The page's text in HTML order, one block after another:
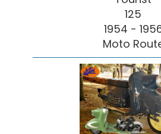
125
1954 -
Moto